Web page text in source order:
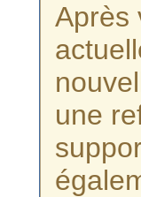
Après
une